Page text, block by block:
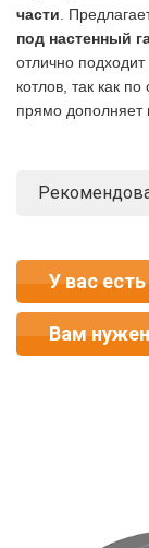
части .
под настенный
отлично
котлов, так как
прямо дополняет
У вас
Вам